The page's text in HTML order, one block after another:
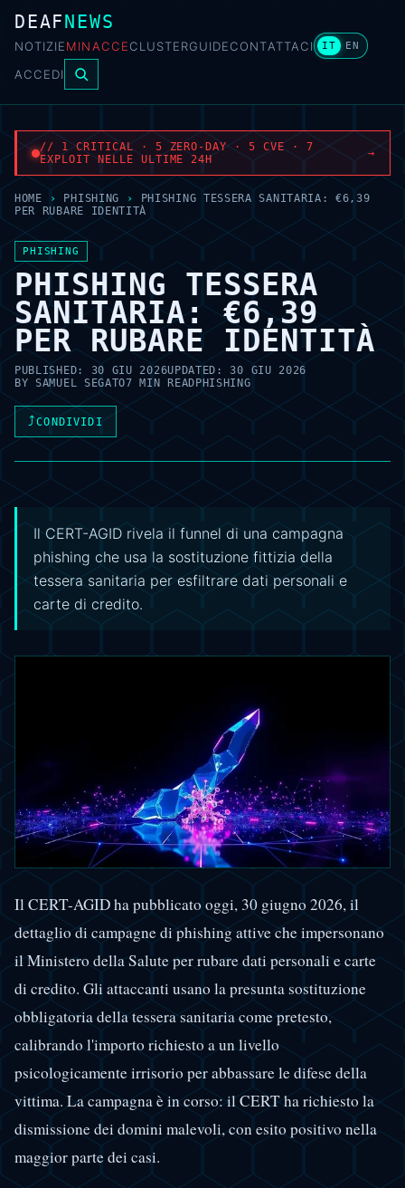
DEAFNEWS
NOTIZIEMINACCECLUSTERGUIDECONTATTACI IT EN
ACCEDI
// 1 CRITICAL · 5 ZERO-DAY · 5 CVE · 7
EXPLOIT NELLE ULTIME 24H
→
HOME › PHISHING ›
PHISHING TESSERA SANITARIA: €6,39
PER RUBARE IDENTITÀ
PHISHING
PHISHING TESSERA
SANITARIA: €6,39
PER RUBARE IDENTITÀ
PUBLISHED: 30 GIU 2026UPDATED:30 GIU 2026
BY SAMUEL SEGATO7 MIN READ PHISHING
⤴CONDIVIDI
Il CERT-AGID rivela il funnel di una campagna
phishing che usa la sostituzione fittizia della
tessera sanitaria per esfiltrare dati personali e
carte di credito.
Il CERT-AGID ha pubblicato oggi, 30 giugno 2026, il
dettaglio di campagne di phishing attive che impersonano
il Ministero della Salute per rubare dati personali e carte
di credito. Gli attaccanti usano la presunta sostituzione
obbligatoria della tessera sanitaria come pretesto,
calibrando l'importo richiesto a un livello
psicologicamente irrisorio per abbassare le difese della
vittima. La campagna è in corso: il CERT ha richiesto la
dismissione dei domini malevoli, con esito positivo nella
maggior parte dei casi.